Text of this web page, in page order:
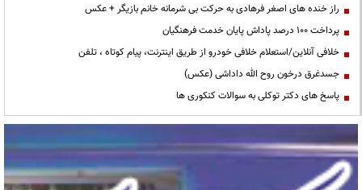
راز خنده های اصغر فرهادی به حرکت بی شرمانه خانم بازیگر + عکس
پرداخت ۱۰۰ درصد پاداش پایان خدمت فرهنگیان
خلافی آنلاین/استعلام خلافی خودرو از طریق اینترنت، پیام کوتاه ، تلفن
جسدغرق درخون روح الله داداشی (عکس)
پاسخ های دکتر توکلی به سوالات کنکوری ها